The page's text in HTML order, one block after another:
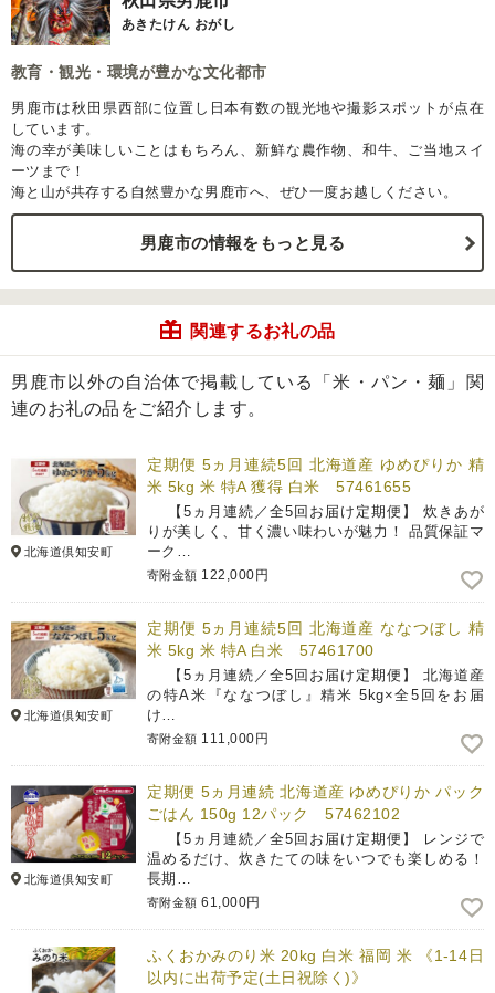
あきたけん おがし
教育・観光・環境が豊かな文化都市
男鹿市は秋田県西部に位置し日本有数の観光地や撮影スポットが点在
しています。
海の幸が美味しいことはもちろん、新鮮な農作物、和牛、ご当地スイ
ーツまで！
海と山が共存する自然豊かな男鹿市へ、ぜひ一度お越しください。
男鹿市の情報をもっと見る
関連するお礼の品
男鹿市以外の自治体で掲載している「米・パン・麺」関
連のお礼の品をご紹介します。
北海道倶知安町
定期便 5ヵ月連続5回 北海道産 ゆめぴりか 精
米 5kg 米 特A 獲得 白米 57461655
【5ヵ月連続／全5回お届け定期便】 炊きあが
りが美しく、甘く濃い味わいが魅力！ 品質保証マ
ーク…
寄附金額 122,000円
北海道倶知安町
定期便 5ヵ月連続5回 北海道産 ななつぼし 精
米 5kg 米 特A 白米 57461700
【5ヵ月連続／全5回お届け定期便】 北海道産
の特A米『ななつぼし』精米 5kg×全5回をお届
け…
寄附金額 111,000円
北海道倶知安町
定期便 5ヵ月連続 北海道産 ゆめぴりか パック
ごはん 150g 12パック 57462102
【5ヵ月連続／全5回お届け定期便】 レンジで
温めるだけ、炊きたての味をいつでも楽しめる！
長期…
寄附金額 61,000円
ふくおかみのり米 20kg 白米 福岡 米 《1-14日
以内に出荷予定(土日祝除く)》